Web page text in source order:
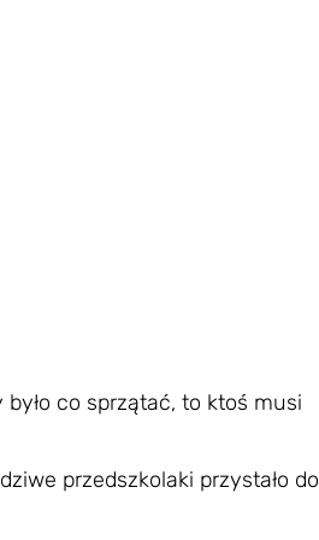
co sprzątać, to ktoś musi
przedszkolaki przystało do